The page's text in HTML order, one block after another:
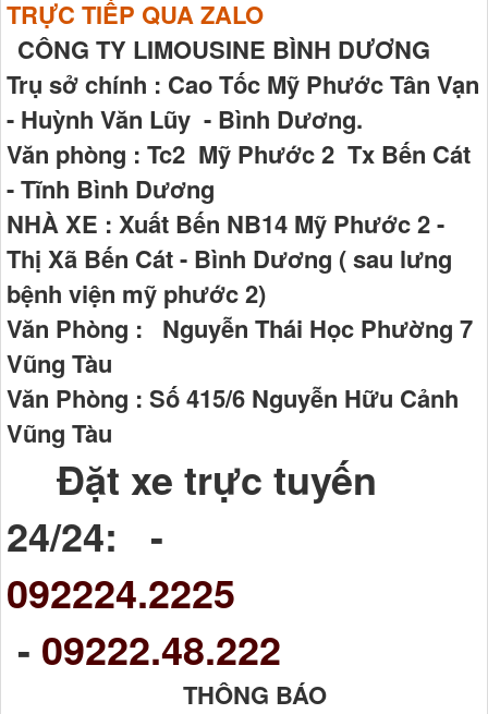
TRỰC TIẾP QUA ZALO
CÔNG TY LIMOUSINE BÌNH DƯƠNG
Trụ sở chính : Cao Tốc Mỹ Phước Tân Vạn
- Huỳnh Văn Lũy - Bình Dương.
Văn phòng : Tc2 Mỹ Phước 2 Tx Bến Cát
- Tĩnh Bình Dương
NHÀ XE : Xuất Bến NB14 Mỹ Phước 2 -
Thị Xã Bến Cát - Bình Dương ( sau lưng
bệnh viện mỹ phước 2)
Văn Phòng : Nguyễn Thái Học Phường 7
Vũng Tàu
Văn Phòng : Số 415/6 Nguyễn Hữu Cảnh
Vũng Tàu
Đặt xe trực tuyến
24/24: -
092224.2225
- 09222.48.222
THÔNG BÁO